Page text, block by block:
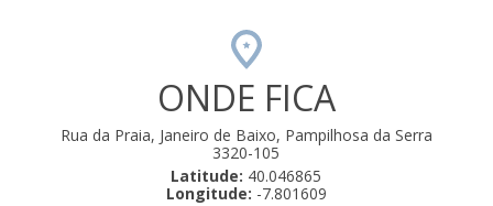
ONDE FICA
Rua da Praia, Janeiro de Baixo, Pampilhosa da Serra
3320-105
Latitude: 40.046865
Longitude: -7.801609